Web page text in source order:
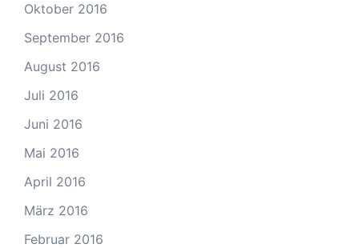
Oktober 2016
September 2016
August 2016
Juli 2016
Juni 2016
Mai 2016
April 2016
März 2016
Februar 2016